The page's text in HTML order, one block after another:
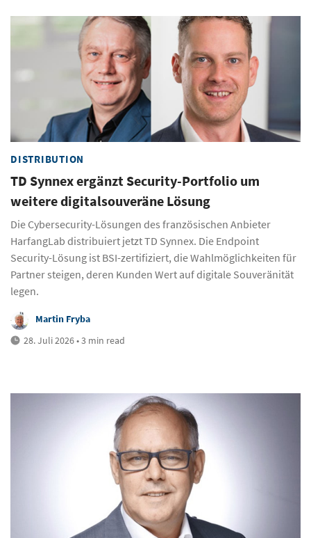
DISTRIBUTION
TD Synnex ergänzt Security-Portfolio um
weitere digitalsouveräne Lösung
Die Cybersecurity-Lösungen des französischen Anbieter
HarfangLab distribuiert jetzt TD Synnex. Die Endpoint
Security-Lösung ist BSI-zertifiziert, die Wahlmöglichkeiten für
Partner steigen, deren Kunden Wert auf digitale Souveränität
legen.
Martin Fryba
28. Juli 2026 • 3 min read